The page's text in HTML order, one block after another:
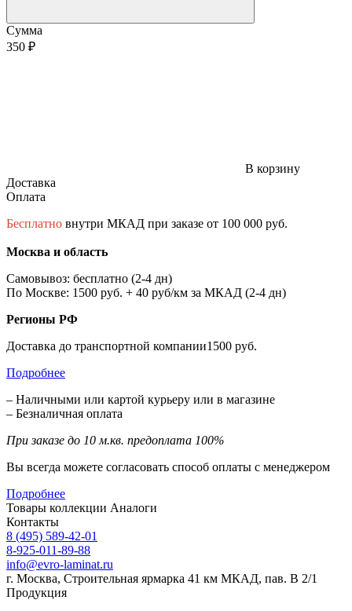
Сумма
350 ₽
В корзину
Доставка
Оплата
Бесплатно внутри МКАД при заказе от 100 000 руб.
Москва и область
Самовывоз: бесплатно (2-4 дн)
По Москве: 1500 руб. + 40 руб/км за МКАД (2-4 дн)
Регионы РФ
Доставка до транспортной компании1500 руб.
Подробнее
– Наличными или картой курьеру или в магазине
– Безналичная оплата
При заказе до 10 м.кв. предоплата 100%
Вы всегда можете согласовать способ оплаты с менеджером
Подробнее
Товары коллекции Аналоги
Контакты
8 (495) 589-42-01
8-925-011-89-88
info@evro-laminat.ru
г. Москва, Строительная ярмарка 41 км МКАД, пав. В 2/1
Продукция